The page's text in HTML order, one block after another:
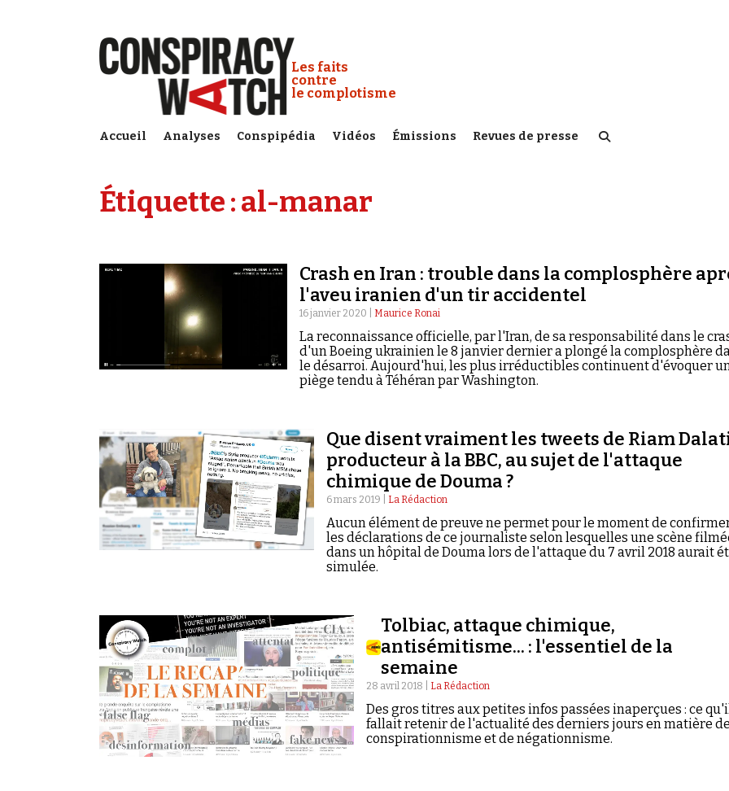
Conspiracy Watch :
Les faits
contre
le complotisme
Accueil Analyses Conspipédia Vidéos Émissions Revues de presse
Étiquette :al-manar
Crash en Iran : trouble dans la complosphère
l'aveu iranien d'un tir accidentel
16 janvier 2020 | Maurice Ronai
La reconnaissance officielle, par l'Iran, de sa responsabilité dans le
d'un Boeing ukrainien le 8 janvier dernier a plongé la complosphère
le désarroi. Aujourd'hui, les plus irréductibles continuent d'évoquer
piège tendu à Téhéran par Washington.
Que disent vraiment les tweets de Riam
producteur à la BBC, au sujet de l'attaque
chimique de Douma ?
6 mars 2019 | La Rédaction
Aucun élément de preuve ne permet pour le moment de
les déclarations de ce journaliste selon lesquelles une scène
dans un hôpital de Douma lors de l'attaque du 7 avril 2018 aurait
simulée.
Tolbiac, attaque chimique,
antisémitisme... : l'essentiel de la
semaine
28 avril 2018 | La Rédaction
Des gros titres aux petites infos passées inaperçues : ce
fallait retenir de l'actualité des derniers jours en matière
conspirationnisme et de négationnisme.